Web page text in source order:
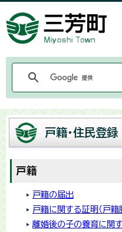
戸籍・住民登録
戸籍
戸籍の届出
戸籍に関する証明（戸籍
離婚後の子の養育に関